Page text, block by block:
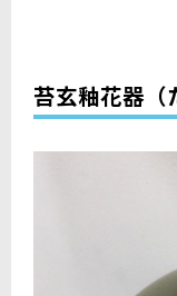
苔玄釉花器（